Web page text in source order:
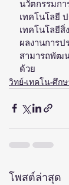
นวัตกรรมก
เทคโนโลยี
เทคโนโลยีสิ่
ผลงานการ
สามารถพัฒ
ด้วย
วิทย์-เทคโน-ศึกษ
โพสต์ล่าสุด